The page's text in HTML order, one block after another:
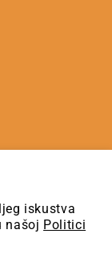
iskustva
našoj Politici